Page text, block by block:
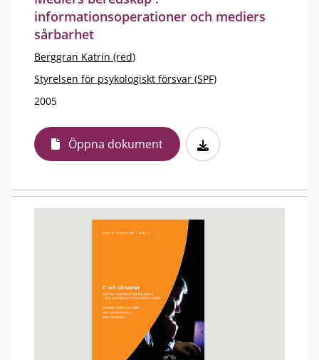
informationsoperationer och mediers
sårbarhet
Berggran Katrin (red)
Styrelsen för psykologiskt försvar (SPF)
2005
Öppna dokument